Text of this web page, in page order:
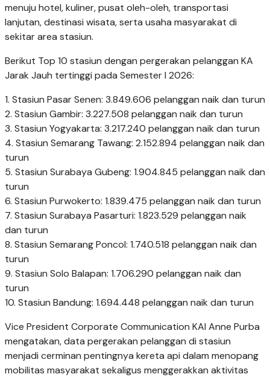
menuju hotel, kuliner, pusat oleh-oleh, transportasi
lanjutan, destinasi wisata, serta usaha masyarakat di
sekitar area stasiun.
Berikut Top 10 stasiun dengan pergerakan pelanggan KA
Jarak Jauh tertinggi pada Semester I 2026:
1. Stasiun Pasar Senen: 3.849.606 pelanggan naik dan turun
2. Stasiun Gambir: 3.227.508 pelanggan naik dan turun
3. Stasiun Yogyakarta: 3.217.240 pelanggan naik dan turun
4. Stasiun Semarang Tawang: 2.152.894 pelanggan naik dan
turun
5. Stasiun Surabaya Gubeng: 1.904.845 pelanggan naik dan
turun
6. Stasiun Purwokerto: 1.839.475 pelanggan naik dan turun
7. Stasiun Surabaya Pasarturi: 1.823.529 pelanggan naik
dan turun
8. Stasiun Semarang Poncol: 1.740.518 pelanggan naik dan
turun
9. Stasiun Solo Balapan: 1.706.290 pelanggan naik dan
turun
10. Stasiun Bandung: 1.694.448 pelanggan naik dan turun
Vice President Corporate Communication KAI Anne Purba
mengatakan, data pergerakan pelanggan di stasiun
menjadi cerminan pentingnya kereta api dalam menopang
mobilitas masyarakat sekaligus menggerakkan aktivitas